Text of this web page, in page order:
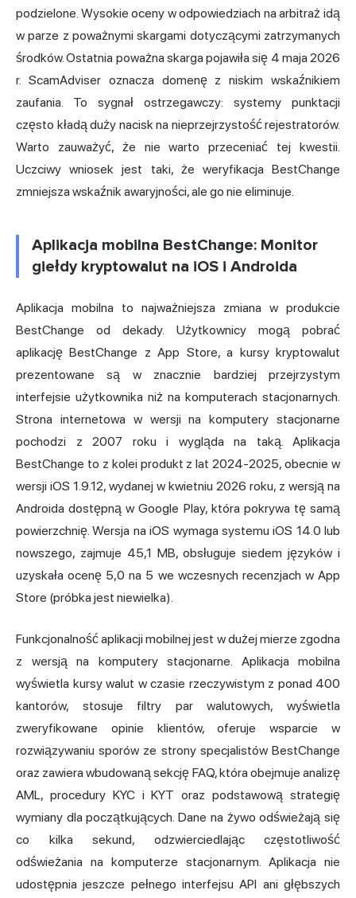
podzielone. Wysokie oceny w odpowiedziach na arbitraż idą
w parze z poważnymi skargami dotyczącymi zatrzymanych
środków. Ostatnia poważna skarga pojawiła się 4 maja 2026
r. ScamAdviser oznacza domenę z niskim wskaźnikiem
zaufania. To sygnał ostrzegawczy: systemy punktacji
często kładą duży nacisk na nieprzejrzystość rejestratorów.
Warto zauważyć, że nie warto przeceniać tej kwestii.
Uczciwy wniosek jest taki, że weryfikacja BestChange
zmniejsza wskaźnik awaryjności, ale go nie eliminuje.
Aplikacja mobilna BestChange: Monitor
giełdy kryptowalut na iOS i Androida
Aplikacja mobilna to najważniejsza zmiana w produkcie
BestChange od dekady. Użytkownicy mogą pobrać
aplikację BestChange z App Store, a kursy kryptowalut
prezentowane są w znacznie bardziej przejrzystym
interfejsie użytkownika niż na komputerach stacjonarnych.
Strona internetowa w wersji na komputery stacjonarne
pochodzi z 2007 roku i wygląda na taką. Aplikacja
BestChange to z kolei produkt z lat 2024-2025, obecnie w
wersji iOS 1.9.12, wydanej w kwietniu 2026 roku, z wersją na
Androida dostępną w Google Play, która pokrywa tę samą
powierzchnię. Wersja na iOS wymaga systemu iOS 14.0 lub
nowszego, zajmuje 45,1 MB, obsługuje siedem języków i
uzyskała ocenę 5,0 na 5 we wczesnych recenzjach w App
Store (próbka jest niewielka).
Funkcjonalność aplikacji mobilnej jest w dużej mierze zgodna
z wersją na komputery stacjonarne. Aplikacja mobilna
wyświetla kursy walut w czasie rzeczywistym z ponad 400
kantorów, stosuje filtry par walutowych, wyświetla
zweryfikowane opinie klientów, oferuje wsparcie w
rozwiązywaniu sporów ze strony specjalistów BestChange
oraz zawiera wbudowaną sekcję FAQ, która obejmuje analizę
AML, procedury KYC i KYT oraz podstawową strategię
wymiany dla początkujących. Dane na żywo odświeżają się
co kilka sekund, odzwierciedlając częstotliwość
odświeżania na komputerze stacjonarnym. Aplikacja nie
udostępnia jeszcze pełnego interfejsu API ani głębszych